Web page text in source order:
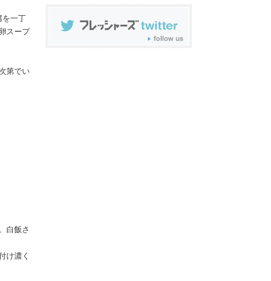
を一丁
スープ
第でい
白飯さ
け濃く